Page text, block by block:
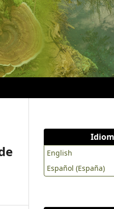
English
Español (España)